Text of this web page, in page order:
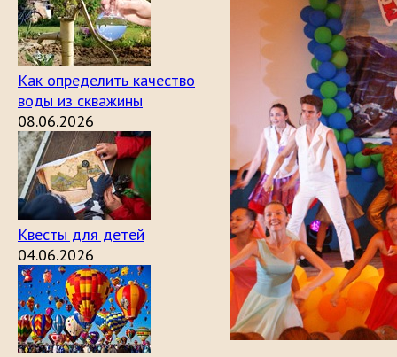
Как определить качество
воды из скважины
08.06.2026
Квесты для детей
04.06.2026